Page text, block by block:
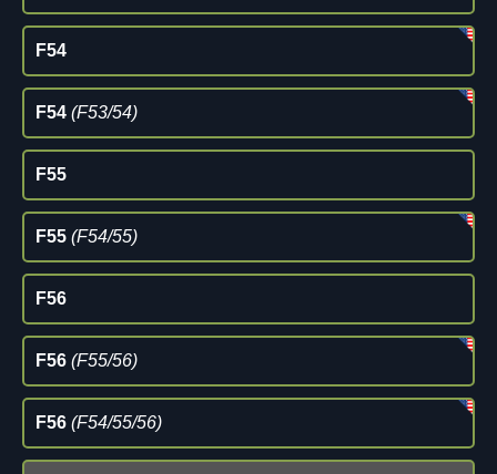
F54
F54 (F53/54)
F55
F55 (F54/55)
F56
F56 (F55/56)
F56 (F54/55/56)